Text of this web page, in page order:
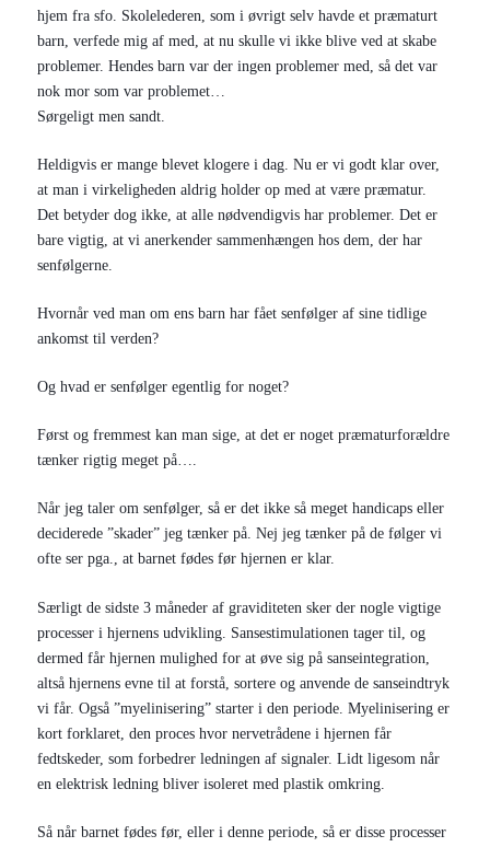
hjem fra sfo. Skolelederen, som i øvrigt selv havde et præmaturt
barn, verfede mig af med, at nu skulle vi ikke blive ved at skabe
problemer. Hendes barn var der ingen problemer med, så det var
nok mor som var problemet…
Sørgeligt men sandt.
Heldigvis er mange blevet klogere i dag. Nu er vi godt klar over,
at man i virkeligheden aldrig holder op med at være præmatur.
Det betyder dog ikke, at alle nødvendigvis har problemer. Det er
bare vigtig, at vi anerkender sammenhængen hos dem, der har
senfølgerne.
Hvornår ved man om ens barn har fået senfølger af sine tidlige
ankomst til verden?
Og hvad er senfølger egentlig for noget?
Først og fremmest kan man sige, at det er noget præmaturforældre
tænker rigtig meget på….
Når jeg taler om senfølger, så er det ikke så meget handicaps eller
deciderede ”skader” jeg tænker på. Nej jeg tænker på de følger vi
ofte ser pga., at barnet fødes før hjernen er klar.
Særligt de sidste 3 måneder af graviditeten sker der nogle vigtige
processer i hjernens udvikling. Sansestimulationen tager til, og
dermed får hjernen mulighed for at øve sig på sanseintegration,
altså hjernens evne til at forstå, sortere og anvende de sanseindtryk
vi får. Også ”myelinisering” starter i den periode. Myelinisering er
kort forklaret, den proces hvor nervetrådene i hjernen får
fedtskeder, som forbedrer ledningen af signaler. Lidt ligesom når
en elektrisk ledning bliver isoleret med plastik omkring.
Så når barnet fødes før, eller i denne periode, så er disse processer